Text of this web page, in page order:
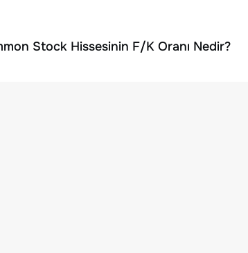
Stock Hissesinin F/K Oranı Nedir?